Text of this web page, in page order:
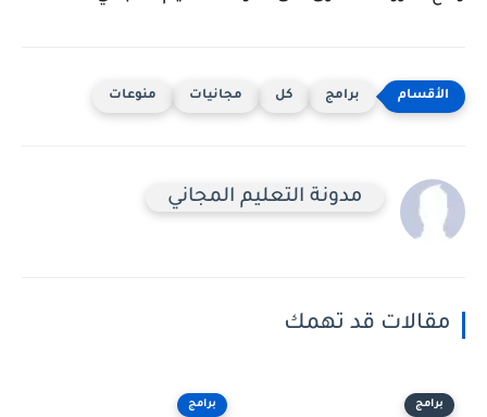
برامج كل مجانيات منوعات
مدونة التعليم المجاني
مقالات قد تهمك
برامج برامج